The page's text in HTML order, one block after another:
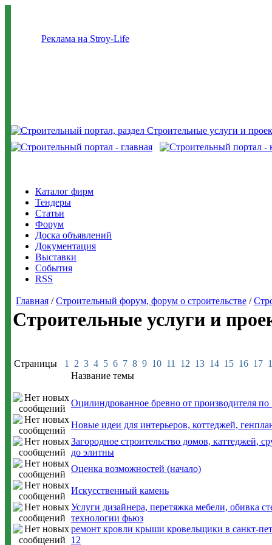
Реклама на Stroy-Life
Каталог фирм
Тендеры
Статьи
Форум
Доска объявлений
Документация
Выставки
События
RSS
Главная /Строительный форум, форум о строительстве /
Строительные услуги и
Страницы 1 2 3 4 5 6 7 8 9 10 11 12 13 14 15 16 17
Название темы
Оцилиндрованное бревно от производителя
Новые идеи для интерьеров, коттеджей,
Загородное строительство домов, каттеджей,
до элитны
Оценка возможностей (начало)
Искусственный камень
Услуги дизайнера, перетяжка мебели, обивка
технологии фьюз
ремонт кровли крыши кровельщики в санкт-
12